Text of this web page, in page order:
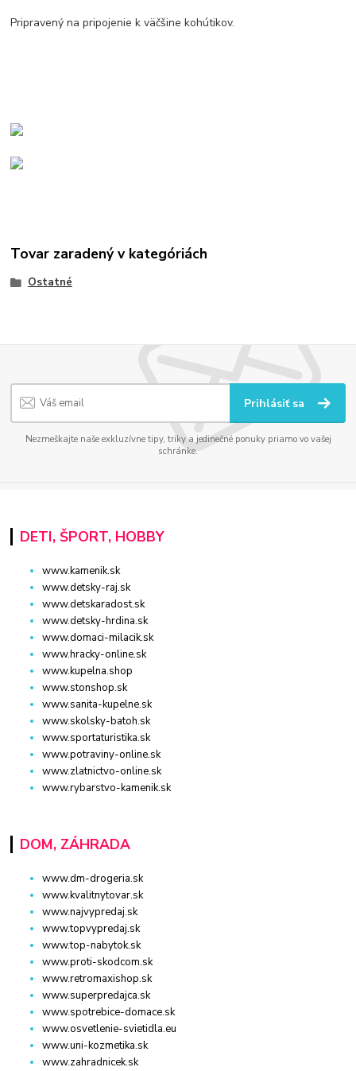
Pripravený na pripojenie k väčšine kohútikov.
Tovar zaradený v kategóriách
Ostatné
Prihlásiť sa
Nezmeškajte naše exkluzívne tipy, triky a jedinečné ponuky priamo vo vašej
schránke.
DETI, ŠPORT, HOBBY
www.kamenik.sk
www.detsky-raj.sk
www.detskaradost.sk
www.detsky-hrdina.sk
www.domaci-milacik.sk
www.hracky-online.sk
www.kupelna.shop
www.stonshop.sk
www.sanita-kupelne.sk
www.skolsky-batoh.sk
www.sportaturistika.sk
www.potraviny-online.sk
www.zlatnictvo-online.sk
www.rybarstvo-kamenik.sk
DOM, ZÁHRADA
www.dm-drogeria.sk
www.kvalitnytovar.sk
www.najvypredaj.sk
www.topvypredaj.sk
www.top-nabytok.sk
www.proti-skodcom.sk
www.retromaxishop.sk
www.superpredajca.sk
www.spotrebice-domace.sk
www.osvetlenie-svietidla.eu
www.uni-kozmetika.sk
www.zahradnicek.sk